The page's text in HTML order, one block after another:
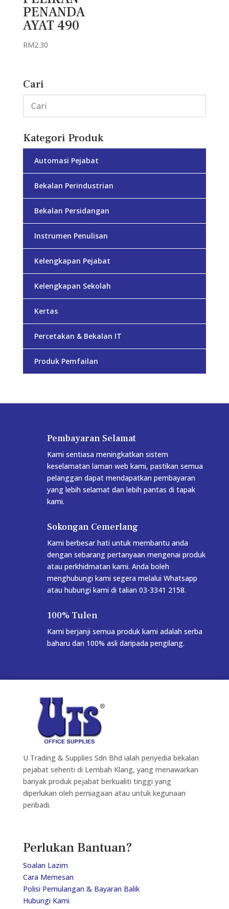
PENANDA
AYAT 490
RM2.30
Cari
Kategori Produk
Automasi Pejabat
Bekalan Perindustrian
Bekalan Persidangan
Instrumen Penulisan
Kelengkapan Pejabat
Kelengkapan Sekolah
Kertas
Percetakan & Bekalan IT
Produk Pemfailan
Pembayaran Selamat
Kami sentiasa meningkatkan sistem
keselamatan laman web kami, pastikan semua
pelanggan dapat mendapatkan pembayaran
yang lebih selamat dan lebih pantas di tapak
kami.
Sokongan Cemerlang
Kami berbesar hati untuk membantu anda
dengan sebarang pertanyaan mengenai produk
atau perkhidmatan kami. Anda boleh
menghubungi kami segera melalui Whatsapp
atau hubungi kami di talian 03-3341 2158.
100% Tulen
Kami berjanji semua produk kami adalah serba
baharu dan 100% asli daripada pengilang.
U Trading & Supplies Sdn Bhd ialah penyedia bekalan
pejabat sehenti di Lembah Klang, yang menawarkan
banyak produk pejabat berkualiti tinggi yang
diperlukan oleh perniagaan atau untuk kegunaan
peribadi.
Perlukan Bantuan?
Soalan Lazim
Cara Memesan
Polisi Pemulangan & Bayaran Balik
Hubungi Kami